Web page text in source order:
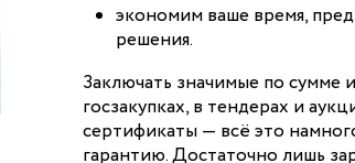
экономим ваше время,
решения.
Заключать значимые по сумме
госзакупках, в тендерах и
сертификаты — всё это
гарантию. Достаточно лишь